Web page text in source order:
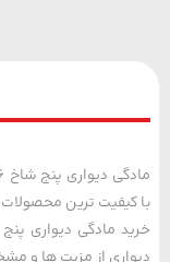
مادگی
ترین محصولات پارس